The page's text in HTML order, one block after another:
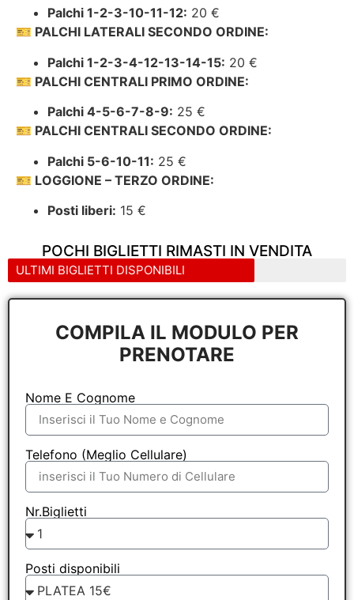
Palchi 1-2-3-10-11-12: 20 €
🎫 PALCHI LATERALI SECONDO ORDINE:
Palchi 1-2-3-4-12-13-14-15: 20 €
🎫 PALCHI CENTRALI PRIMO ORDINE:
Palchi 4-5-6-7-8-9: 25 €
🎫 PALCHI CENTRALI SECONDO ORDINE:
Palchi 5-6-10-11: 25 €
🎫 LOGGIONE – TERZO ORDINE:
Posti liberi: 15 €
POCHI BIGLIETTI RIMASTI IN VENDITA
ULTIMI BIGLIETTI DISPONIBILI
COMPILA IL MODULO PER
PRENOTARE
Nome E Cognome
Telefono (Meglio Cellulare)
Nr.Biglietti
Posti disponibili